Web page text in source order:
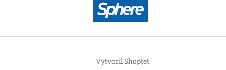
Vytvoril Shoptet